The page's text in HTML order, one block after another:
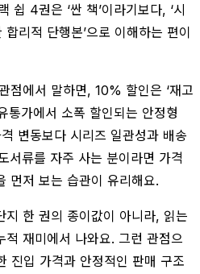
쉽 4권은 ‘싼 책’이라기보다, ‘시
리적 단행본’으로 이해하는 편이
점에서 말하면, 10% 할인은 ‘재고
통가에서 소폭 할인되는 안정형
변동보다 시리즈 일관성과 배송
서류를 자주 사는 분이라면 가격
먼저 보는 습관이 유리해요.
지 한 권의 종이값이 아니라, 읽는
재미에서 나와요. 그런 관점으
진입 가격과 안정적인 판매 구조